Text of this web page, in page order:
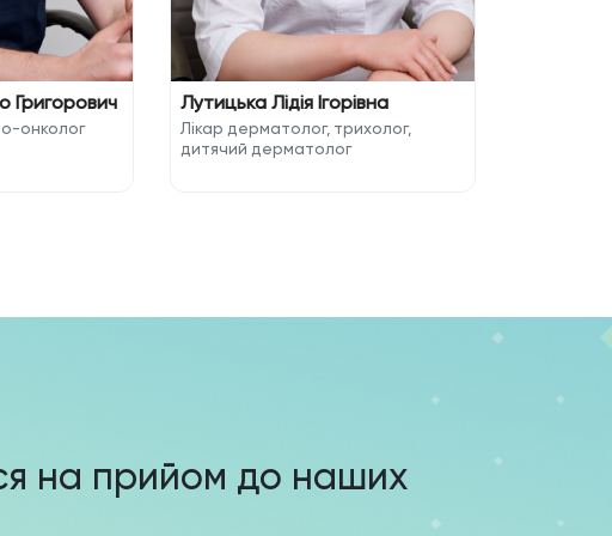
Григорович
онколог
Лутицька Лідія Ігорівна
Лікар дерматолог, трихолог,
дитячий дерматолог
на прийом до наших